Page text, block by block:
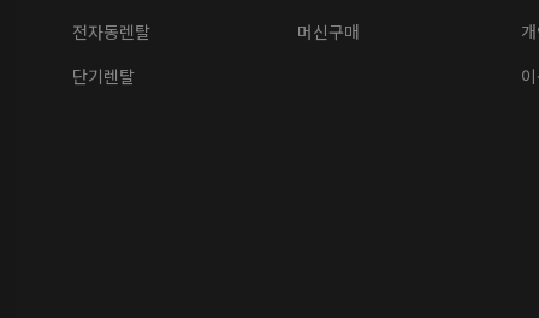
전자동렌탈
단기렌탈
머신구매